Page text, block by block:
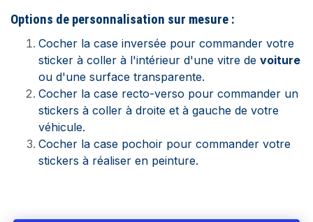
Options de personnalisation sur mesure :
Cocher la case inversée pour commander votre
sticker à coller à l'intérieur d'une vitre de voiture
ou d'une surface transparente.
Cocher la case recto-verso pour commander un
stickers à coller à droite et à gauche de votre
véhicule.
Cocher la case pochoir pour commander votre
stickers à réaliser en peinture.